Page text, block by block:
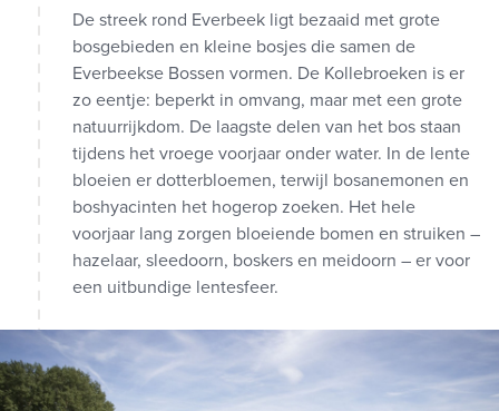
De streek rond Everbeek ligt bezaaid met grote
bosgebieden en kleine bosjes die samen de
Everbeekse Bossen vormen. De Kollebroeken is er
zo eentje: beperkt in omvang, maar met een grote
natuurrijkdom. De laagste delen van het bos staan
tijdens het vroege voorjaar onder water. In de lente
bloeien er dotterbloemen, terwijl bosanemonen en
boshyacinten het hogerop zoeken. Het hele
voorjaar lang zorgen bloeiende bomen en struiken –
hazelaar, sleedoorn, boskers en meidoorn – er voor
een uitbundige lentesfeer.